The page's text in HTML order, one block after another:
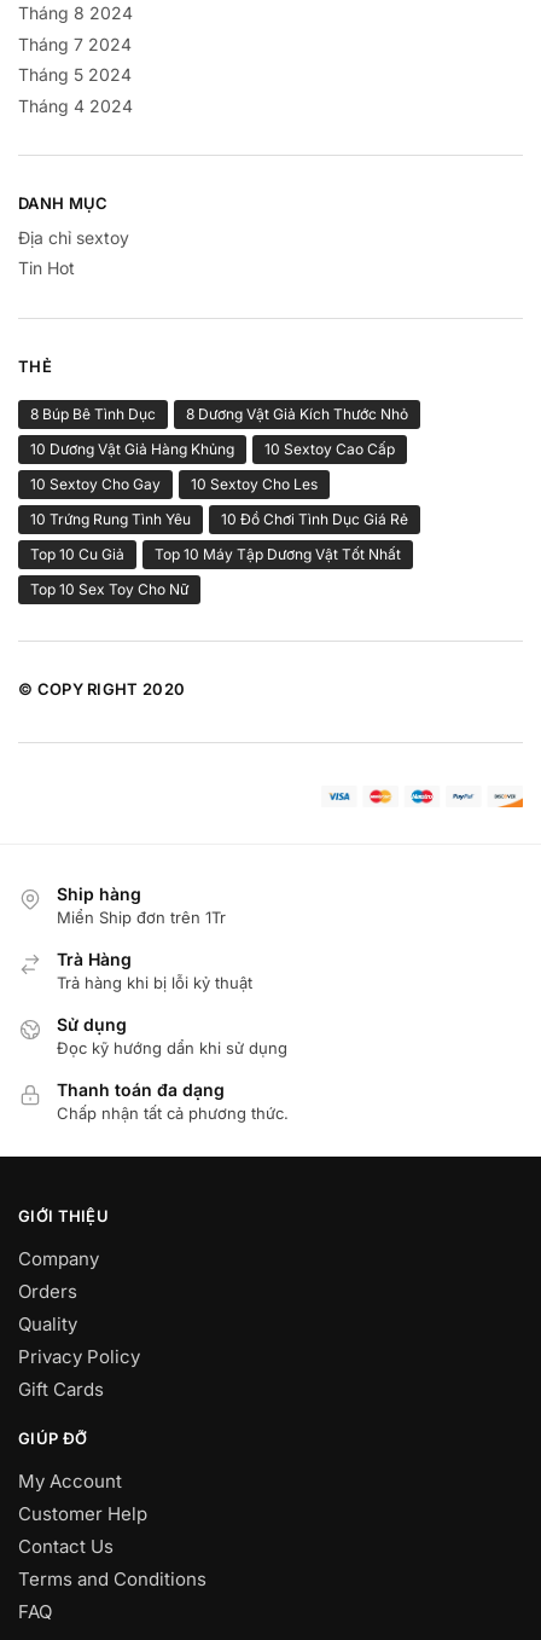
Tháng 8 2024
Tháng 7 2024
Tháng 5 2024
Tháng 4 2024
DANH MỤC
Địa chỉ sextoy
Tin Hot
THẺ
8 Búp Bê Tình Dục
8 Dương Vật Giả Kích Thước Nhỏ
10 Dương Vật Giả Hàng Khủng
10 Sextoy Cao Cấp
10 Sextoy Cho Gay
10 Sextoy Cho Les
10 Trứng Rung Tình Yêu
10 Đồ Chơi Tình Dục Giá Rẻ
Top 10 Cu Giả
Top 10 Máy Tập Dương Vật Tốt Nhất
Top 10 Sex Toy Cho Nữ
© COPY RIGHT 2020
Ship hàng
Miển Ship đơn trên 1Tr
Trà Hàng
Trả hàng khi bị lỗi kỷ thuật
Sử dụng
Đọc kỹ hướng dẩn khi sử dụng
Thanh toán đa dạng
Chấp nhận tất cả phương thức.
GIỚI THIỆU
Company
Orders
Quality
Privacy Policy
Gift Cards
GIÚP ĐỠ
My Account
Customer Help
Contact Us
Terms and Conditions
FAQ